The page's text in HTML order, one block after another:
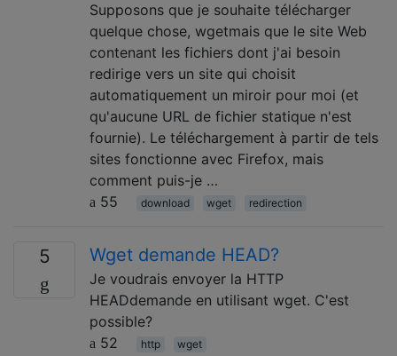
Supposons que je souhaite télécharger
quelque chose, wgetmais que le site Web
contenant les fichiers dont j'ai besoin
redirige vers un site qui choisit
automatiquement un miroir pour moi (et
qu'aucune URL de fichier statique n'est
fournie). Le téléchargement à partir de tels
sites fonctionne avec Firefox, mais
comment puis-je …
55
download wget redirection
5 Wget demande HEAD?
Je voudrais envoyer la HTTP
HEADdemande en utilisant wget. C'est
possible?
52
http wget